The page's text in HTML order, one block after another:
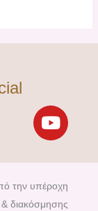
Y
o
t
u
b
την υπέροχη
διακόσμησης